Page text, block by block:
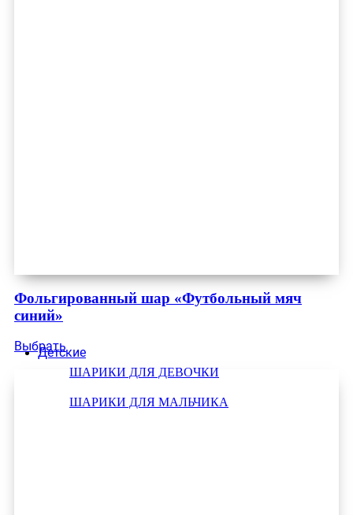
Детские
ШАРИКИ ДЛЯ ДЕВОЧКИ
ШАРИКИ ДЛЯ МАЛЬЧИКА
Фольгированный шар «Футбольный мяч
синий»
Выбрать